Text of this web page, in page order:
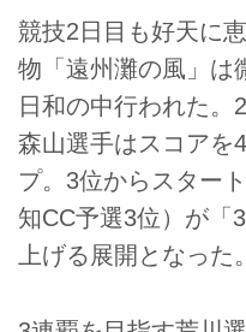
競技2日目も好天に
物「遠州灘の風」は
日和の中行われた。
森山選手はスコアを
プ。3位からスター
知CC予選3位）が「
上げる展開となった。